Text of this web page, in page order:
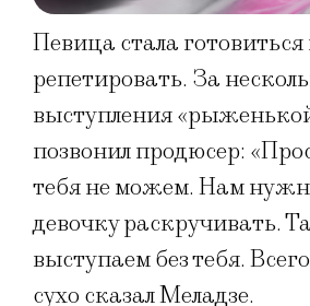
Певица стала
репетировать. За
выступления
позвонил продюсер:
тебя не можем. Нам
девочку раскручивать.
выступаем без тебя.
сухо сказал Меладзе.